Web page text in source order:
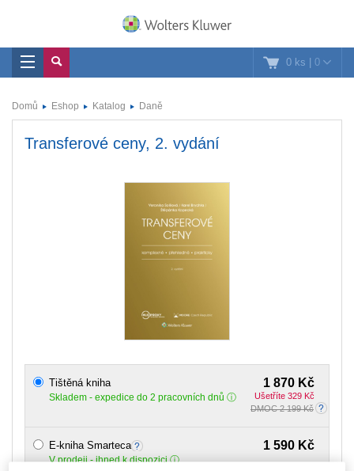
0 ks | 0
Domů Eshop Katalog Daně
Transferové ceny, 2. vydání
1 870 Kč
Ušetříte 329 Kč
DMOC 2 199 Kč
Tištěná kniha
Skladem - expedice do 2 pracovních dnů
1 590 Kč
E-kniha Smarteca
V prodeji - ihned k dispozici